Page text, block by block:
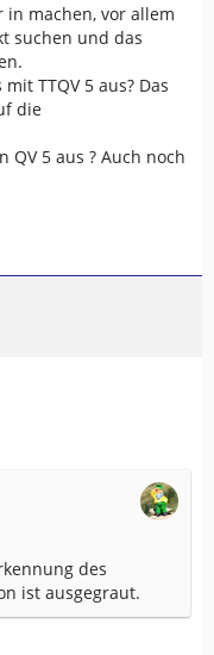
machen, vor allem
suchen und das
TTQV 5 aus? Das
die
5 aus ? Auch noch
des
ist ausgegraut.